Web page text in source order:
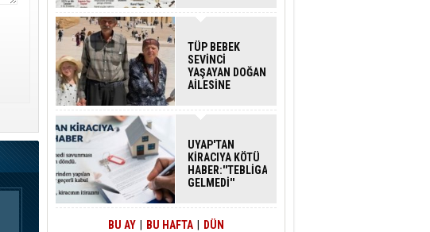
İŞLEYECEK?
TÜP BEBEK
SEVİNCİ
YAŞAYAN DOĞAN
AİLESİNE
DESTEĞİ
UYAP'TAN
KİRACIYA KÖTÜ
HABER:''TEBLİGAT
GELMEDİ''
MAHKEMEDEN
DÖNDÜ
BU AY BU HAFTA DÜN